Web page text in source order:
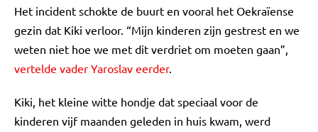
Het incident schokte de buurt en vooral het Oekraïense
gezin dat Kiki verloor. “Mijn kinderen zijn gestrest en we
weten niet hoe we met dit verdriet om moeten gaan”,
vertelde vader Yaroslav eerder.
Kiki, het kleine witte hondje dat speciaal voor de
kinderen vijf maanden geleden in huis kwam, werd